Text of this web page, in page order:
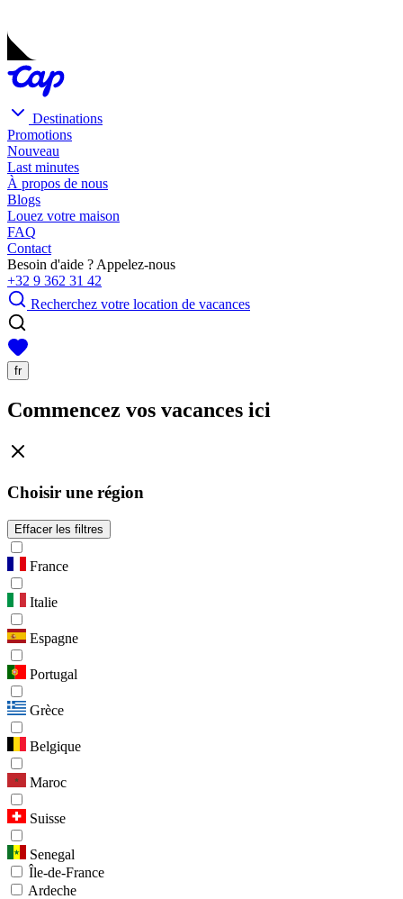
Destinations
Promotions
Nouveau
Last minutes
À propos de nous
Blogs
Louez votre maison
FAQ
Contact
Besoin d'aide ? Appelez-nous
+32 9 362 31 42
Recherchez votre location de vacances
fr
Commencez vos vacances ici
Choisir une région
Effacer les filtres
France
Italie
Espagne
Portugal
Grèce
Belgique
Maroc
Suisse
Senegal
Île-de-France
Ardeche